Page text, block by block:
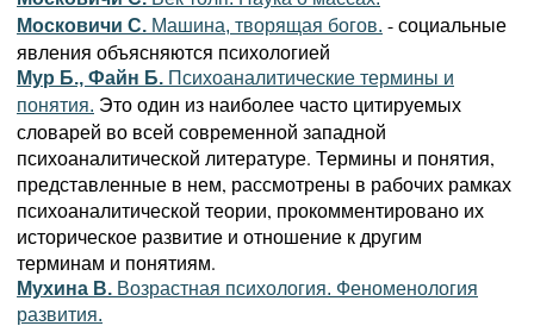
Московичи С. Машина, творящая богов. - социальные
явления объясняются психологией
Мур Б., Файн Б. Психоаналитические термины и
понятия. Это один из наиболее часто цитируемых
словарей во всей современной западной
психоаналитической литературе. Термины и понятия,
представленные в нем, рассмотрены в рабочих рамках
психоаналитической теории, прокомментировано их
историческое развитие и отношение к другим
терминам и понятиям.
Мухина B. Возрастная психология. Феноменология
развития.